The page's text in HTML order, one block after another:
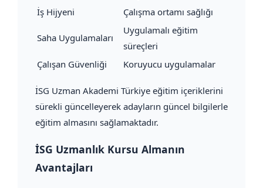
İş Hijyeni
Çalışma ortamı sağlığı
Saha Uygulamaları
Uygulamalı eğitim
süreçleri
Çalışan Güvenliği
Koruyucu uygulamalar
İSG Uzman Akademi Türkiye eğitim içeriklerini
sürekli güncelleyerek adayların güncel bilgilerle
eğitim almasını sağlamaktadır.
İSG Uzmanlık Kursu Almanın
Avantajları